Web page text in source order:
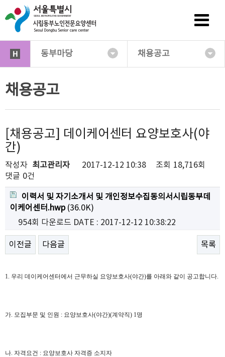
동부마당 채용공고
채용공고
[채용공고] 데이케어센터 요양보호사(야
간)
작성자 최고관리자 2017-12-12 10:38 조회 18,716회
댓글 0건
이력서 및 자기소개서 및 개인정보수집동의서시립동부데
이케어센터.hwp(36.0K)
954회 다운로드 DATE : 2017-12-12 10:38:22
이전글 다음글 목록
1. 우리 데이케어센터에서 근무하실 요양보호사(야간)를 아래와 같이 공고합니다.
가. 모집부문 및 인원 : 요양보호사(야간)(계약직) 1명
나. 자격요건 : 요양보호사 자격증 소지자